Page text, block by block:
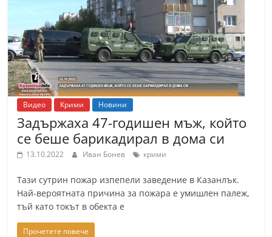
Видео Крими Новини
Задържаха 47-годишен мъж, който
се беше барикадирал в дома си
13.10.2022 Иван Бонев крими
Тази сутрин пожар изпепели заведение в Казанлък.
Най-вероятната причина за пожара е умишлен палеж,
тъй като токът в обекта е
Прочетете повече